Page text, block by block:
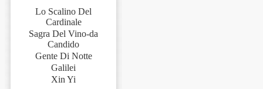
Lo Scalino Del
Cardinale
Sagra Del Vino-da
Candido
Gente Di Notte
Galilei
Xin Yi